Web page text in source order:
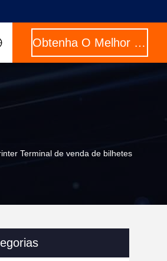
Obtenha O Melhor Preço
Terminal de venda de bilhetes